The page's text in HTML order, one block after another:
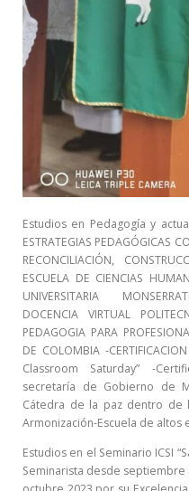
Estudios en Pedagogía y
ESTRATEGIAS PEDAGÓGICAS
RECONCILIACIÓN,
ESCUELA DE CIENCIAS
UNIVERSITARIA
DOCENCIA VIRTUAL
PEDAGOGIA PARA
DE COLOMBIA -
Classroom Saturday” -
secretaría de Gobierno de
Cátedra de la paz dentro de
Armonización-Escuela de altos
Estudios en el Seminario ICSI
Seminarista desde septiembre